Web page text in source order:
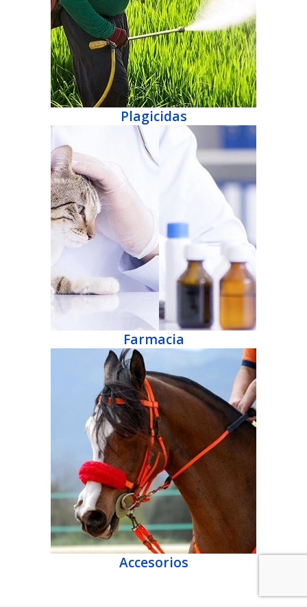
Plagicidas
Farmacia
Accesorios